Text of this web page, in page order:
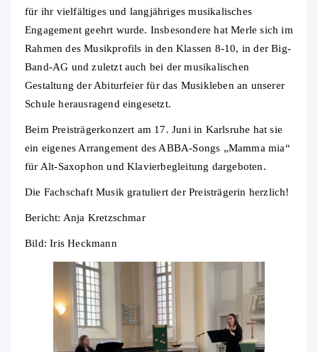
für ihr vielfältiges und langjähriges musikalisches
Engagement geehrt wurde. Insbesondere hat Merle sich im
Rahmen des Musikprofils in den Klassen 8-10, in der Big-
Band-AG und zuletzt auch bei der musikalischen
Gestaltung der Abiturfeier für das Musikleben an unserer
Schule herausragend eingesetzt.
Beim Preisträgerkonzert am 17. Juni in Karlsruhe hat sie
ein eigenes Arrangement des ABBA-Songs „Mamma mia“
für Alt-Saxophon und Klavierbegleitung dargeboten.
Die Fachschaft Musik gratuliert der Preisträgerin herzlich!
Bericht: Anja Kretzschmar
Bild: Iris Heckmann